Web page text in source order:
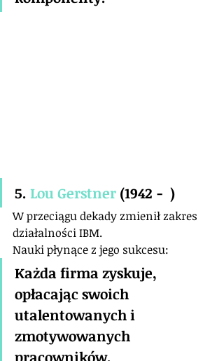
5. Lou Gerstner (1942 -  )
W przeciągu dekady zmienił zakres
działalności IBM.
Nauki płynące z jego sukcesu:
Każda firma zyskuje,
opłacając swoich
utalentowanych i
zmotywowanych
pracowników.